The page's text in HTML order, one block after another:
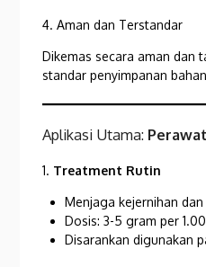
4. Aman dan Terstandar
Dikemas secara aman dan
standar penyimpanan
Aplikasi Utama:
1. Treatment Rutin
Menjaga kejernihan
Dosis: 3-5 gram per
Disarankan digunakan